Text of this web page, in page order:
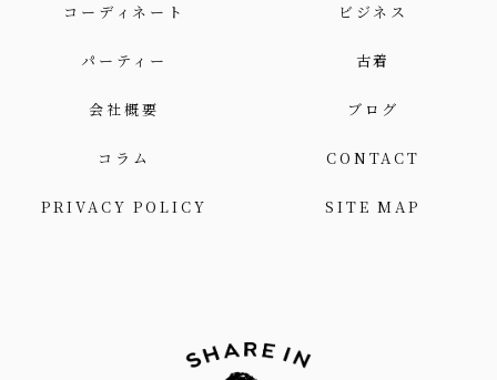
コーディネート ビジネス
パーティー 古着
会社概要 ブログ
コラム CONTACT
PRIVACY POLICY SITE MAP